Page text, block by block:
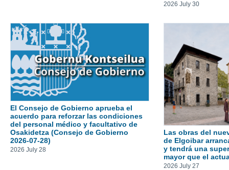
2026 July 30
El Consejo de Gobierno aprueba el
acuerdo para reforzar las condiciones
del personal médico y facultativo de
Osakidetza (Consejo de Gobierno
2026-07-28)
2026 July 28
Las obras del
de Elgoibar
y tendrá una
mayor que el
2026 July 27